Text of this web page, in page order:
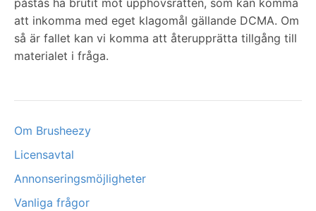
påstås ha brutit mot upphovsrätten, som kan komma
att inkomma med eget klagomål gällande DCMA. Om
så är fallet kan vi komma att återupprätta tillgång till
materialet i fråga.
Om Brusheezy
Licensavtal
Annonseringsmöjligheter
Vanliga frågor